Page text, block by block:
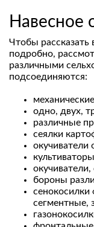
Навесное
Чтобы
подробно,
различными
подсоединяются:
одно, двух,
различные
сеялки
окучиватели
бороны
сегментные,